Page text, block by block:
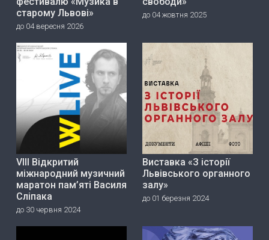
старому Львові»
до 04 вересня 2026
до 04 жовтня 2025
VIII Відкритий
міжнародний музичний
маратон пам’яті Василя
Сліпака
до 30 червня 2024
Виставка «З історії
Львівського органного
залу»
до 01 березня 2024